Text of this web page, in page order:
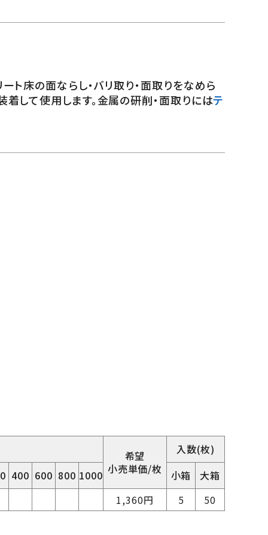
ト床の面ならし・バリ取り・面取りをなめら
着して使用します。金属の研削・面取りにはテ
希望
小売単価/枚
入数(枚)
400 600 800 1000 小箱
大箱
1,360円
5 50